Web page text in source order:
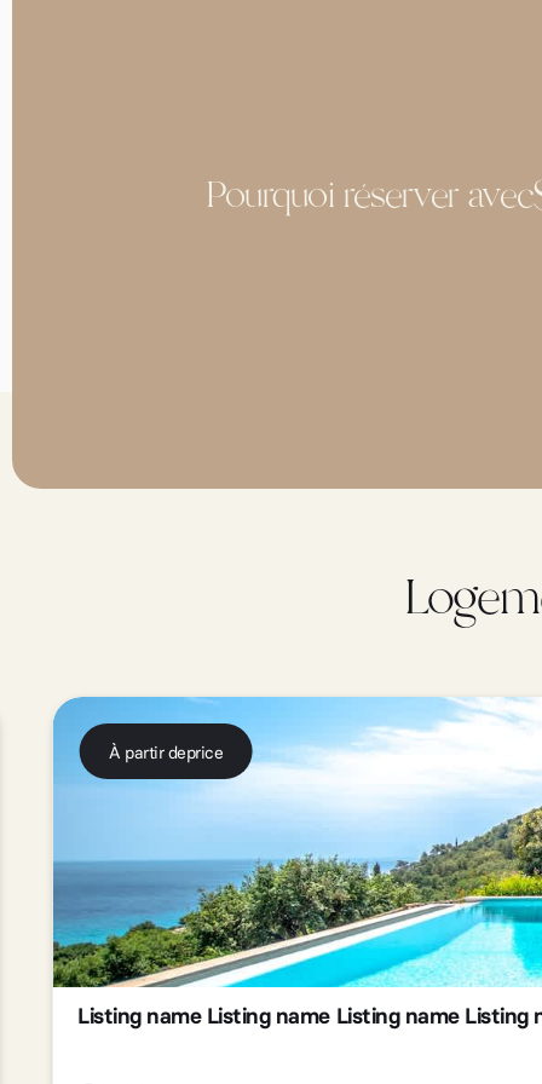
Pourquoi réserver avec
À partir deprice
Listing name Listing name Listing name Listing